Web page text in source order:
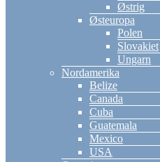
Østrig
Østeuropa
Polen
Slovakiet
Ungarn
Nordamerika
Belize
Canada
Cuba
Guatemala
Mexico
USA